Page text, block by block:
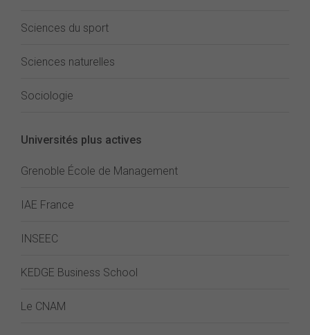
Sciences du sport
Sciences naturelles
Sociologie
Universités plus actives
Grenoble École de Management
IAE France
INSEEC
KEDGE Business School
Le CNAM